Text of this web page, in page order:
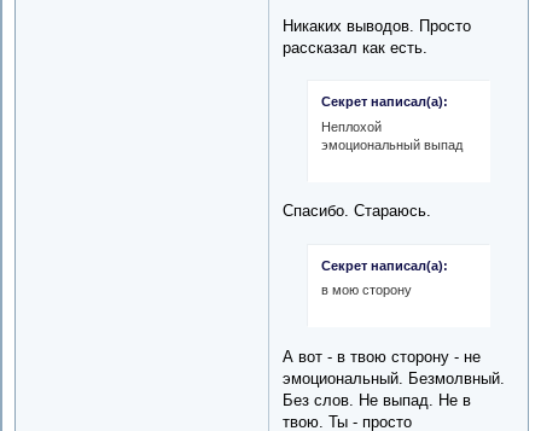
Никаких выводов. Просто
рассказал как есть.
Секрет написал(а):
Неплохой
эмоциональный выпад
Спасибо. Стараюсь.
Секрет написал(а):
в мою сторону
А вот - в твою сторону - не
эмоциональный. Безмолвный.
Без слов. Не выпад. Не в
твою. Ты - просто